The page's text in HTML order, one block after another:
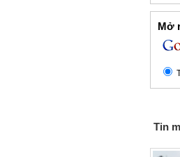
Mở
Tin